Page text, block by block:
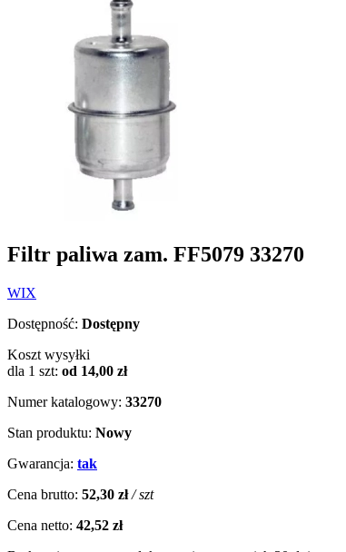
Filtr paliwa zam. FF5079 33270
WIX
Dostępność: Dostępny
Koszt wysyłki
dla 1 szt: od 14,00 zł
Numer katalogowy: 33270
Stan produktu: Nowy
Gwarancja: tak
Cena brutto: 52,30 zł / szt
Cena netto: 42,52 zł